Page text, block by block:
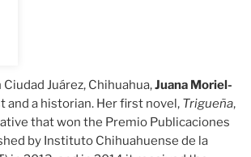
Juárez, Chihuahua,Juana Moriel-
and a historian. Her first novel, Trigueña,
that won the Premio Publicaciones
by Instituto Chihuahuense de la